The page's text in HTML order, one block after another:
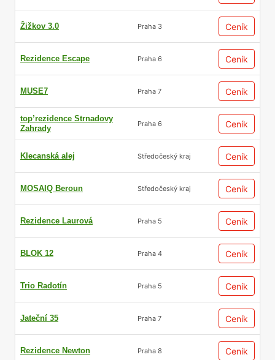
Žižkov 3.0 Praha 3 Ceník
Rezidence Escape Praha 6 Ceník
MUSE7 Praha 7 Ceník
top’rezidence Strnadovy
Zahrady
Praha 6 Ceník
Klecanská alej Středočeský kraj Ceník
MOSAIQ Beroun Středočeský kraj Ceník
Rezidence Laurová Praha 5 Ceník
BLOK 12 Praha 4 Ceník
Trio Radotín Praha 5 Ceník
Jateční 35 Praha 7 Ceník
Rezidence Newton Praha 8 Ceník